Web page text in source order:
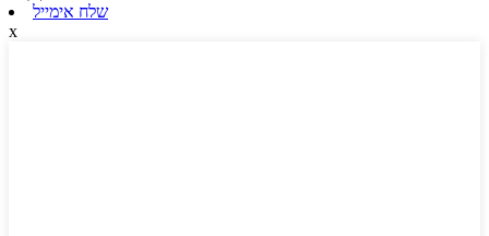
שלח אימייל
x